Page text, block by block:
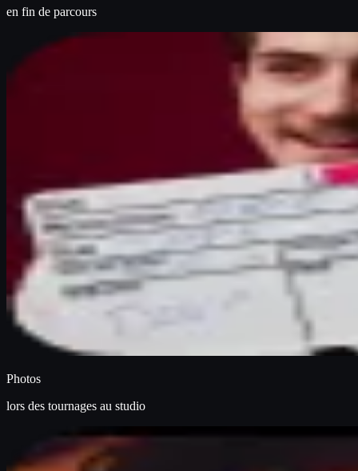
en fin de parcours
Photos
lors des tournages au studio